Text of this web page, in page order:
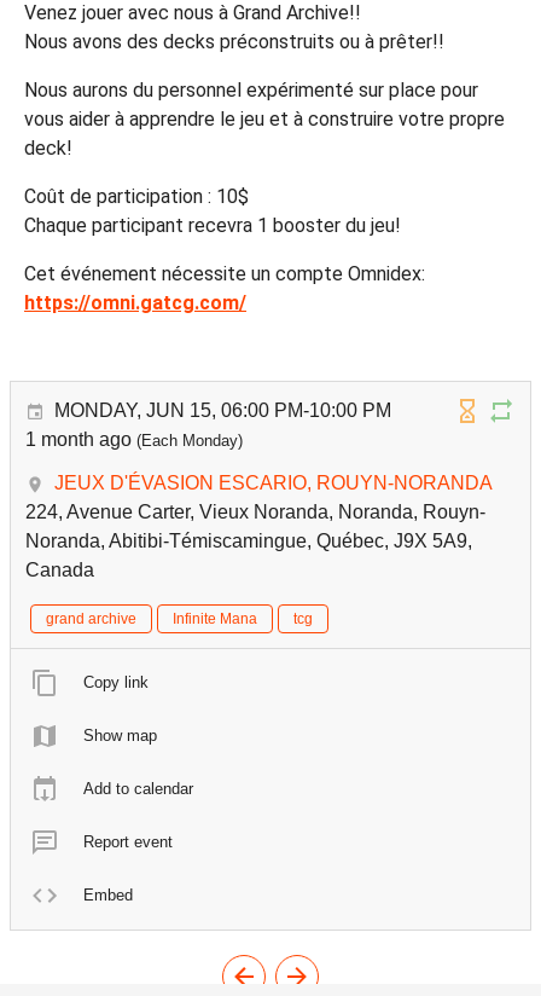
Venez jouer avec nous à Grand Archive!!
Nous avons des decks préconstruits ou à prêter!!
Nous aurons du personnel expérimenté sur place pour
vous aider à apprendre le jeu et à construire votre propre
deck!
Coût de participation : 10$
Chaque participant recevra 1 booster du jeu!
Cet événement nécessite un compte Omnidex:
https://omni.gatcg.com/
MONDAY, JUN 15, 06:00 PM-10:00 PM
1 month ago (Each Monday)
JEUX D'ÉVASION ESCARIO, ROUYN-NORANDA
224, Avenue Carter, Vieux Noranda, Noranda, Rouyn-
Noranda, Abitibi-Témiscamingue, Québec, J9X 5A9,
Canada
grand archive Infinite Mana tcg
Copy link
Show map
Add to calendar
Report event
Embed